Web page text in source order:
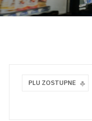
PLU ZOSTUPNE